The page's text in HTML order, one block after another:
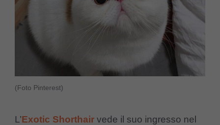
(Foto Pinterest)
L’Exotic Shorthair vede il suo ingresso nel